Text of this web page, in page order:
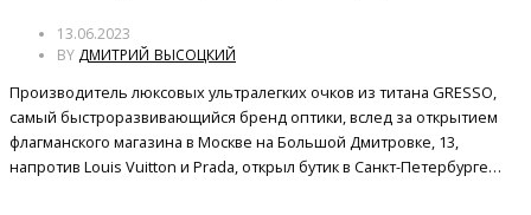
13.06.2023
BY ДМИТРИЙ ВЫСОЦКИЙ
Производитель люксовых ультралегких очков из титана GRESSO,
самый быстроразвивающийся бренд оптики, вслед за открытием
флагманского магазина в Москве на Большой Дмитровке, 13,
напротив Louis Vuitton и Prada, открыл бутик в Санкт-Петербурге…